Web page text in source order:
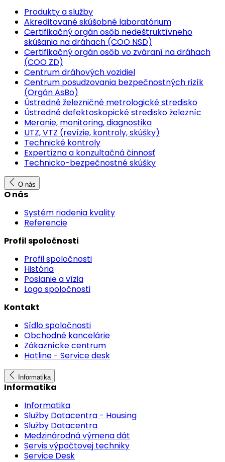
Produkty a služby
Akreditované skúšobné laboratórium
Certifikačný orgán osôb nedeštruktívneho
skúšania na dráhach (COO NSD)
Certifikačný orgán osôb vo zváraní na dráhach
(COO ZD)
Centrum dráhových vozidiel
Centrum posudzovania bezpečnostných rizík
(Orgán AsBo)
Ústredné železničné metrologické stredisko
Ústredné defektoskopické stredisko železníc
Meranie, monitoring, diagnostika
UTZ, VTZ (revízie, kontroly, skúšky)
Technické kontroly
Expertízna a konzultačná činnosť
Technicko-bezpečnostné skúšky
O nás
O nás
Systém riadenia kvality
Referencie
Profil spoločnosti
Profil spoločnosti
História
Poslanie a vízia
Logo spoločnosti
Kontakt
Sídlo spoločnosti
Obchodné kancelárie
Zákaznícke centrum
Hotline - Service desk
Informatika
Informatika
Informatika
Služby Datacentra - Housing
Služby Datacentra
Medzinárodná výmena dát
Servis výpočtovej techniky
Service Desk